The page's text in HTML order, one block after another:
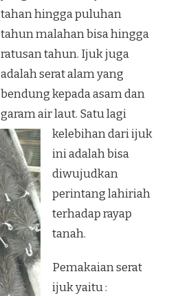
tahan hingga puluhan
tahun malahan bisa hingga
ratusan tahun. Ijuk juga
adalah serat alam yang
bendung kepada asam dan
garam air laut. Satu lagi
kelebihan dari ijuk
ini adalah bisa
diwujudkan
perintang lahiriah
terhadap rayap
tanah.
Pemakaian serat
ijuk yaitu :